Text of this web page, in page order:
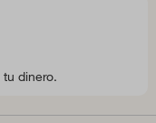
dinero.